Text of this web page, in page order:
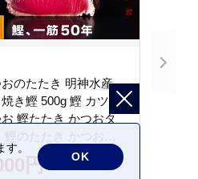
のたたき 明神水産
き鰹 500g 鰹 カツオ
鰹たたき かつおタ
鰹のたたき かつおの
藁焼き わら焼き 魚
海鮮 刺身 お刺身 冷
円
。
OK